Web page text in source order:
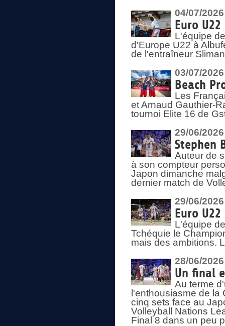
04/07/2026
Euro
L'équipe
d'Europe U22 à
de l'entraîneur
03/07/2026
Beach
Les
et Arnaud Gauthier-
tournoi Elite 16 de
29/06/2026
Stephen
Auteur de
à son compteur
Japon dimanche
dernier match de
29/06/2026
Euro
L'équipe
Tchéquie le
mais des ambitions.
28/06/2026
Un final
Au terme
l'enthousiasme de
cinq sets face au
Volleyball Nations
Final 8 dans un peu